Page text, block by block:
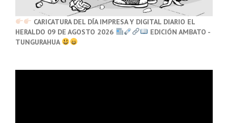
CARICATURA DEL DÍA IMPRESA Y DIGITAL DIARIO EL
HERALDO 09 DE AGOSTO 2026
EDICIÓN AMBATO -
TUNGURAHUA